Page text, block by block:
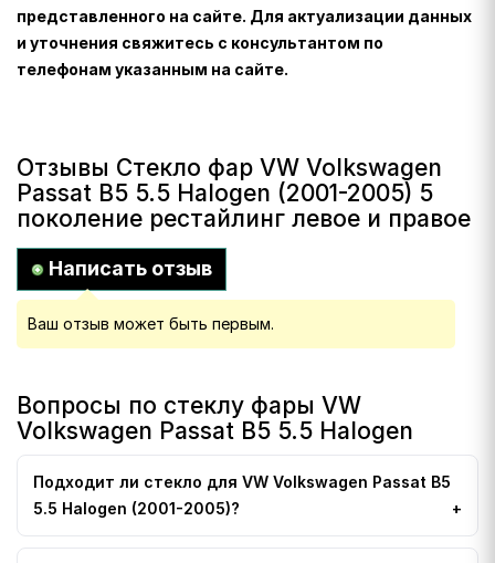
представленного на сайте. Для актуализации данных
и уточнения свяжитесь с консультантом по
телефонам указанным на сайте.
Отзывы Стекло фар VW Volkswagen
Passat B5 5.5 Halogen (2001-2005) 5
поколение рестайлинг левое и правое
Написать отзыв
Ваш отзыв может быть первым.
Вопросы по стеклу фары VW
Volkswagen Passat B5 5.5 Halogen
Подходит ли стекло для VW Volkswagen Passat B5
5.5 Halogen (2001-2005)?